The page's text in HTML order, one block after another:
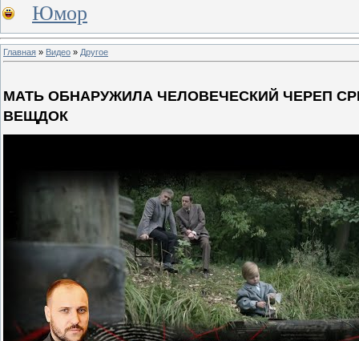
Юмор
Главная » Видео » Другое
МАТЬ ОБНАРУЖИЛА ЧЕЛОВЕЧЕСКИЙ ЧЕРЕП
ВЕЩДОК